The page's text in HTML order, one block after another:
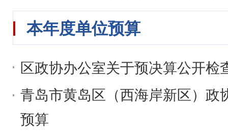
本年度单位预算
区政协办公室关于预决算公开检
青岛市黄岛区（西海岸新区）政
预算